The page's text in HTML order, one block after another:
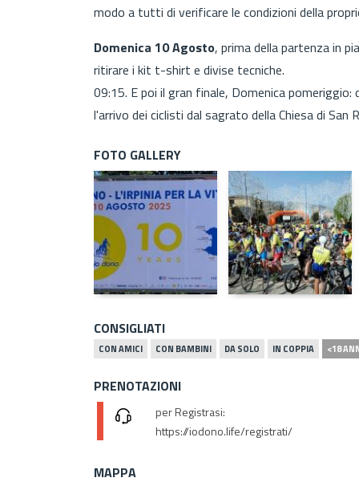
modo a tutti di verificare le condizioni della
Domenica 10 Agosto, prima della partenza in
ritirare i kit t-shirt e divise
09:15. E poi il gran finale, Domenica
l'arrivo dei ciclisti dal sagrato della Chiesa di
FOTO GALLERY
CONSIGLIATI
CON AMICI CON BAMBINI DA SOLO IN COPPIA <18
PRENOTAZIONI
per Registrasi:
https://iodono.life/registrati/
MAPPA